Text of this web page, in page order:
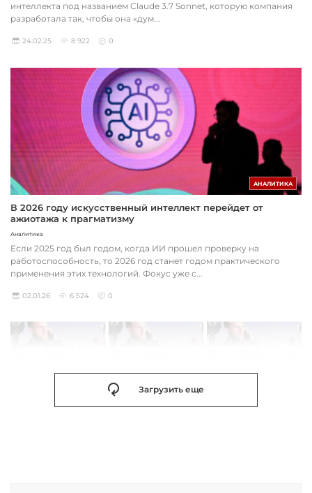
интеллекта под названием Claude 3.7 Sonnet, которую компания
разработала так, чтобы она «дум...
24.02.25 8 922 0
АНАЛИТИКА
В 2026 году искусственный интеллект перейдет от
ажиотажа к прагматизму
Аналитика
Если 2025 год был годом, когда ИИ прошел проверку на
работоспособность, то 2026 год станет годом практического
применения этих технологий. Фокус уже с...
02.01.26 6 524 0
Загрузить еще